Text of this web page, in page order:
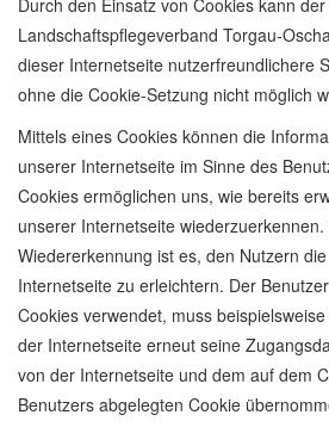
Durch den Einsatz von Cookies kann der
Landschaftspflegeverband Torgau-
dieser Internetseite nutzerfreundlichere
ohne die Cookie-Setzung nicht möglich
Mittels eines Cookies können die
unserer Internetseite im Sinne des
Cookies ermöglichen uns, wie bereits
unserer Internetseite
Wiedererkennung ist es, den Nutzern
Internetseite zu erleichtern. Der
Cookies verwendet, muss
der Internetseite erneut seine
von der Internetseite und dem auf dem
Benutzers abgelegten Cookie